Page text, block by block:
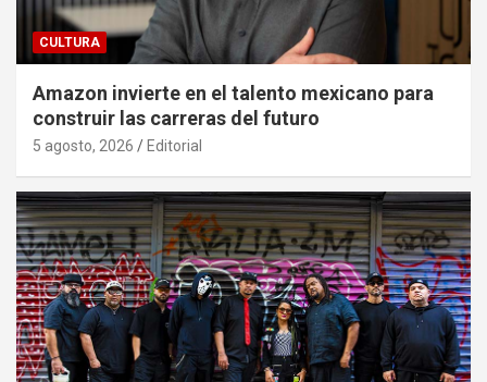
CULTURA
Amazon invierte en el talento mexicano para
construir las carreras del futuro
5 agosto, 2026 Editorial